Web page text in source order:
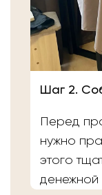
Шаг 2.
Перед
нужно
этого
денежной